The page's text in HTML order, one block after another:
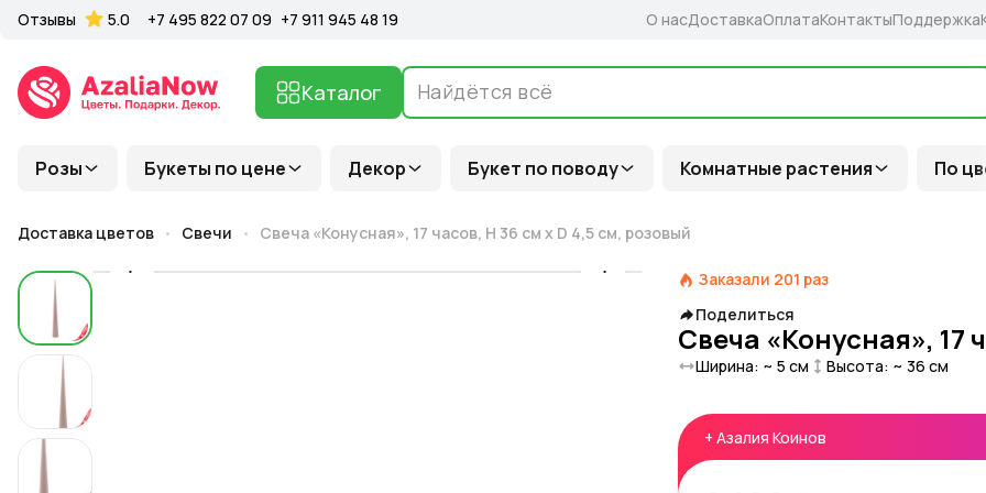
Розы Букеты по цене Декор Букет по поводу Комнатные растения По
Каталог
Отзывы 5.0 +7 495 822 07 09 +7 911 945 48 19 О насДоставкаОплатаКонтактыПоддержка
Доставка цветов Свечи Свеча «Конусная», 17 часов, H 36 см x D 4,5 см, розовый
Заказали 201 раз
Поделиться
Свеча «Конусная», 17
Ширина: ~ 5 см Высота: ~ 36 см
+ Азалия Коинов